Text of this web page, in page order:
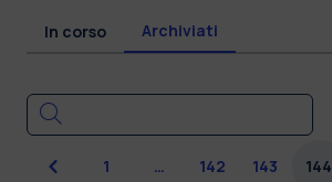
In corso Archiviati
Precedente
1 … 142 143 144